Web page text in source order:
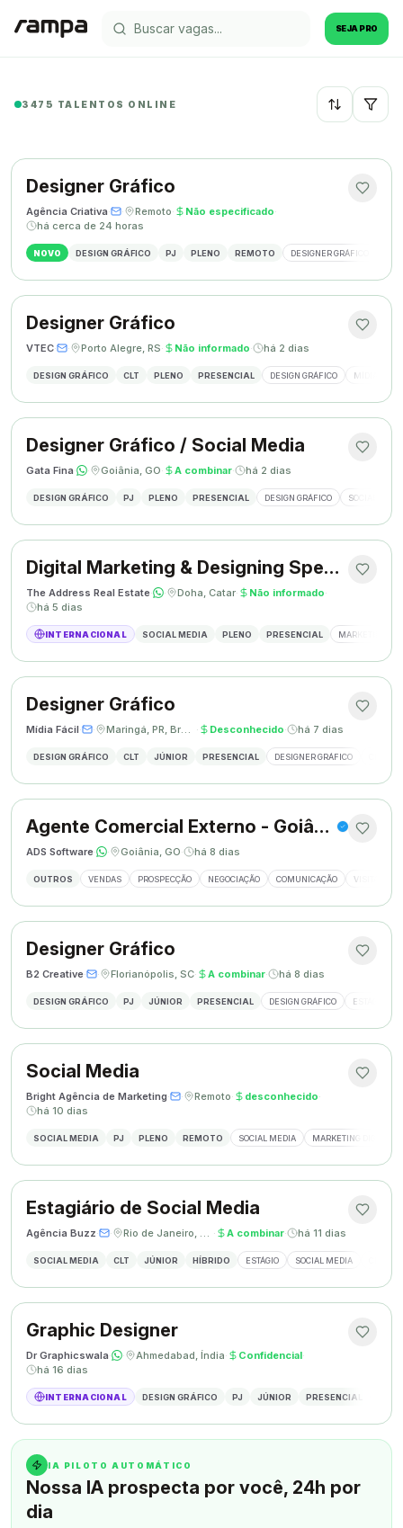
SEJA PRO
3475 TALENTOS ONLINE Recentes
Designer Gráfico
Agência Criativa· · Remoto· Não especificado·
há cerca de 24 horas
NOVO DESIGN GRÁFICO PJ PLENO REMOTO DESIGNER GRÁFICO
Designer Gráfico
VTEC· · Porto Alegre, RS· Não informado· há 2 dias
DESIGN GRÁFICO CLT PLENO PRESENCIAL DESIGN GRÁFICO MÍDIAS
Designer Gráfico / Social Media
Gata Fina· · Goiânia, GO· A combinar· há 2 dias
DESIGN GRÁFICO PJ PLENO PRESENCIAL DESIGN GRÁFICO SOCIAL
Digital Marketing & Designing Specialist
The Address Real Estate· · Doha, Catar· Não informado·
há 5 dias
INTERNACIONAL SOCIAL MEDIA PLENO PRESENCIAL MARKETING
Designer Gráfico
Mídia Fácil· · Maringá, PR, Brasil · Desconhecido· há 7 dias
DESIGN GRÁFICO CLT JÚNIOR PRESENCIAL DESIGNER GRÁFICO
Agente Comercial Externo - Goiânia
ADS Software· · Goiânia, GO· há 8 dias
OUTROS VENDAS PROSPECÇÃO NEGOCIAÇÃO COMUNICAÇÃO VISITAS
Designer Gráfico
B2 Creative· · Florianópolis, SC· A combinar· há 8 dias
DESIGN GRÁFICO PJ JÚNIOR PRESENCIAL DESIGN GRÁFICO ESTÁGIO
Social Media
Bright Agência de Marketing· · Remoto· desconhecido·
há 10 dias
SOCIAL MEDIA PJ PLENO REMOTO SOCIAL MEDIA MARKETING DIGITAL
Estagiário de Social Media
Agência Buzz· · Rio de Janeiro, Brasil · A combinar· há 11 dias
SOCIAL MEDIA CLT JÚNIOR HÍBRIDO ESTÁGIO SOCIAL MEDIA
Graphic Designer
Dr Graphicswala· · Ahmedabad, Índia· Confidencial·
há 16 dias
INTERNACIONAL DESIGN GRÁFICO PJ JÚNIOR PRESENCIAL
IA PILOTO AUTOMÁTICO
Nossa IA prospecta por você, 24h por
dia